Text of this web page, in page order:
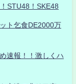
STU48！SKE48
ト乞食DE2000万
速報！！激しくハ